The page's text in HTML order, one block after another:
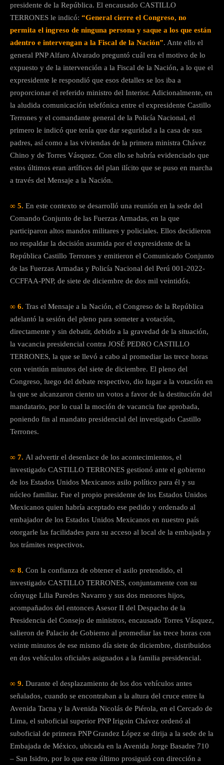
presidente de la República. El encausado CASTILLO
TERRONES le indicó: “General cierre el Congreso, no
permita el ingreso de ninguna persona y saque a los que están
adentro e intervengan a la Fiscal de la Nación”. Ante ello el
general PNP Alfaro Alvarado preguntó cuál era el motivo de lo
expuesto y de la intervención a la Fiscal de la Nación, a lo que el
expresidente le respondió que esos detalles se los iba a
proporcionar el referido ministro del Interior. Adicionalmente, en
la aludida comunicación telefónica entre el expresidente Castillo
Terrones y el comandante general de la Policía Nacional, el
primero le indicó que tenía que dar seguridad a la casa de sus
padres, así como a las viviendas de la primera ministra Chávez
Chino y de Torres Vásquez. Con ello se habría evidenciado que
estos últimos eran artífices del plan ilícito que se puso en marcha
a través del Mensaje a la Nación.
∞ 5. En este contexto se desarrolló una reunión en la sede del
Comando Conjunto de las Fuerzas Armadas, en la que
participaron altos mandos militares y policiales. Ellos decidieron
no respaldar la decisión asumida por el expresidente de la
República Castillo Terrones y emitieron el Comunicado Conjunto
de las Fuerzas Armadas y Policía Nacional del Perú 001-2022-
CCFFAA-PNP, de siete de diciembre de dos mil veintidós.
∞ 6. Tras el Mensaje a la Nación, el Congreso de la República
adelantó la sesión del pleno para someter a votación,
directamente y sin debatir, debido a la gravedad de la situación,
la vacancia presidencial contra JOSÉ PEDRO CASTILLO
TERRONES, la que se llevó a cabo al promediar las trece horas
con veintiún minutos del siete de diciembre. El pleno del
Congreso, luego del debate respectivo, dio lugar a la votación en
la que se alcanzaron ciento un votos a favor de la destitución del
mandatario, por lo cual la moción de vacancia fue aprobada,
poniendo fin al mandato presidencial del investigado Castillo
Terrones.
∞ 7. Al advertir el desenlace de los acontecimientos, el
investigado CASTILLO TERRONES gestionó ante el gobierno
de los Estados Unidos Mexicanos asilo político para él y su
núcleo familiar. Fue el propio presidente de los Estados Unidos
Mexicanos quien habría aceptado ese pedido y ordenado al
embajador de los Estados Unidos Mexicanos en nuestro país
otorgarle las facilidades para su acceso al local de la embajada y
los trámites respectivos.
∞ 8. Con la confianza de obtener el asilo pretendido, el
investigado CASTILLO TERRONES, conjuntamente con su
cónyuge Lilia Paredes Navarro y sus dos menores hijos,
acompañados del entonces Asesor II del Despacho de la
Presidencia del Consejo de ministros, encausado Torres Vásquez,
salieron de Palacio de Gobierno al promediar las trece horas con
veinte minutos de ese mismo día siete de diciembre, distribuidos
en dos vehículos oficiales asignados a la familia presidencial.
∞ 9. Durante el desplazamiento de los dos vehículos antes
señalados, cuando se encontraban a la altura del cruce entre la
Avenida Tacna y la Avenida Nicolás de Piérola, en el Cercado de
Lima, el suboficial superior PNP Irigoin Chávez ordenó al
suboficial de primera PNP Grandez López se dirija a la sede de la
Embajada de México, ubicada en la Avenida Jorge Basadre 710
– San Isidro, por lo que este último prosiguió con dirección a